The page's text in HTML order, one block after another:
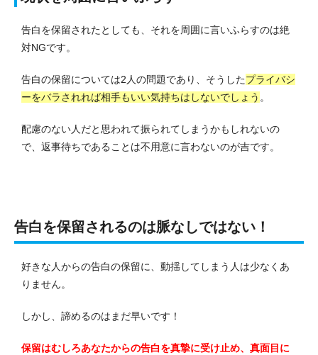
告白を保留されたとしても、それを周囲に言いふらすのは絶
対NGです。
告白の保留については2人の問題であり、そうしたプライバシ
ーをバラされれば相手もいい気持ちはしないでしょう 。
配慮のない人だと思われて振られてしまうかもしれないの
で、返事待ちであることは不用意に言わないのが吉です。
告白を保留されるのは脈なしではない！
好きな人からの告白の保留に、動揺してしまう人は少なくあ
りません。
しかし、諦めるのはまだ早いです！
保留はむしろあなたからの告白を真摯に受け止め、真面目に